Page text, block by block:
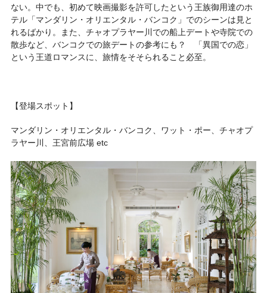
ない。中でも、初めて映画撮影を許可したという王族御用達のホ
テル「マンダリン・オリエンタル・バンコク」でのシーンは見と
れるばかり。また、チャオプラヤー川での船上デートや寺院での
散歩など、バンコクでの旅デートの参考にも？ 「異国での恋」
という王道ロマンスに、旅情をそそられること必至。
【登場スポット】
マンダリン・オリエンタル・バンコク、ワット・ポー、チャオプ
ラヤー川、王宮前広場 etc